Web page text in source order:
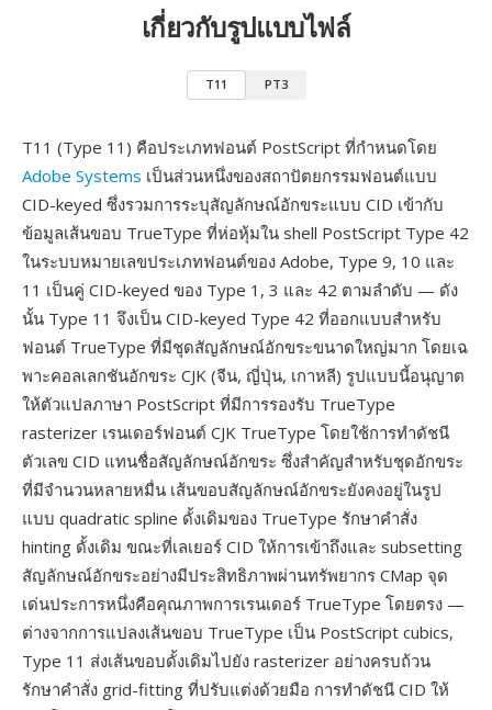
เกี่ยวกับรูปแบบไฟล์
T11 PT3
T11 (Type 11) คือประเภทฟอนต์ PostScript ที่กำหนดโดย
Adobe Systems เป็นส่วนหนึ่งของสถาปัตยกรรมฟอนต์แบบ
CID-keyed ซึ่งรวมการระบุสัญลักษณ์อักขระแบบ CID เข้ากับ
ข้อมูลเส้นขอบ TrueType ที่ห่อหุ้มใน shell PostScript Type 42
ในระบบหมายเลขประเภทฟอนต์ของ Adobe, Type 9, 10 และ
11 เป็นคู่ CID-keyed ของ Type 1, 3 และ 42 ตามลำดับ — ดัง
นั้น Type 11 จึงเป็น CID-keyed Type 42 ที่ออกแบบสำหรับ
ฟอนต์ TrueType ที่มีชุดสัญลักษณ์อักขระขนาดใหญ่มาก โดยเฉ
พาะคอลเลกชันอักขระ CJK (จีน, ญี่ปุ่น, เกาหลี) รูปแบบนี้อนุญาต
ให้ตัวแปลภาษา PostScript ที่มีการรองรับ TrueType
rasterizer เรนเดอร์ฟอนต์ CJK TrueType โดยใช้การทำดัชนี
ตัวเลข CID แทนชื่อสัญลักษณ์อักขระ ซึ่งสำคัญสำหรับชุดอักขระ
ที่มีจำนวนหลายหมื่น เส้นขอบสัญลักษณ์อักขระยังคงอยู่ในรูป
แบบ quadratic spline ดั้งเดิมของ TrueType รักษาคำสั่ง
hinting ดั้งเดิม ขณะที่เลเยอร์ CID ให้การเข้าถึงและ subsetting
สัญลักษณ์อักขระอย่างมีประสิทธิภาพผ่านทรัพยากร CMap จุด
เด่นประการหนึ่งคือคุณภาพการเรนเดอร์ TrueType โดยตรง —
ต่างจากการแปลงเส้นขอบ TrueType เป็น PostScript cubics,
Type 11 ส่งเส้นขอบดั้งเดิมไปยัง rasterizer อย่างครบถ้วน
รักษาคำสั่ง grid-fitting ที่ปรับแต่งด้วยมือ การทำดัชนี CID ให้